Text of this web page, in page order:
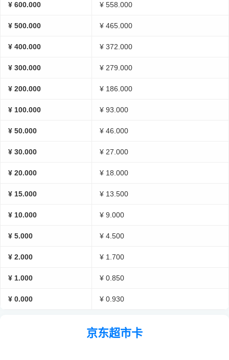
¥ 600.000 ¥ 558.000
¥ 500.000 ¥ 465.000
¥ 400.000 ¥ 372.000
¥ 300.000 ¥ 279.000
¥ 200.000 ¥ 186.000
¥ 100.000 ¥ 93.000
¥ 50.000 ¥ 46.000
¥ 30.000 ¥ 27.000
¥ 20.000 ¥ 18.000
¥ 15.000 ¥ 13.500
¥ 10.000 ¥ 9.000
¥ 5.000 ¥ 4.500
¥ 2.000 ¥ 1.700
¥ 1.000 ¥ 0.850
¥ 0.000 ¥ 0.930
京东超市卡